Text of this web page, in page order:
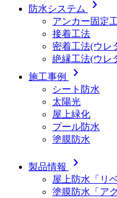
防水システム chevron_right
アンカー固定
接着工法
密着工法(ウレ
絶縁工法(ウレ
施工事例
chevron_right
シート防水
太陽光
屋上緑化
プール防水
塗膜防水
製品情報 chevron_right
屋上防水「リ
塗膜防水「ア